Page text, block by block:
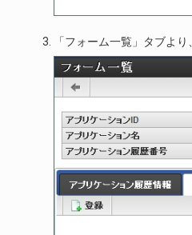
「フォーム一覧」タブよ